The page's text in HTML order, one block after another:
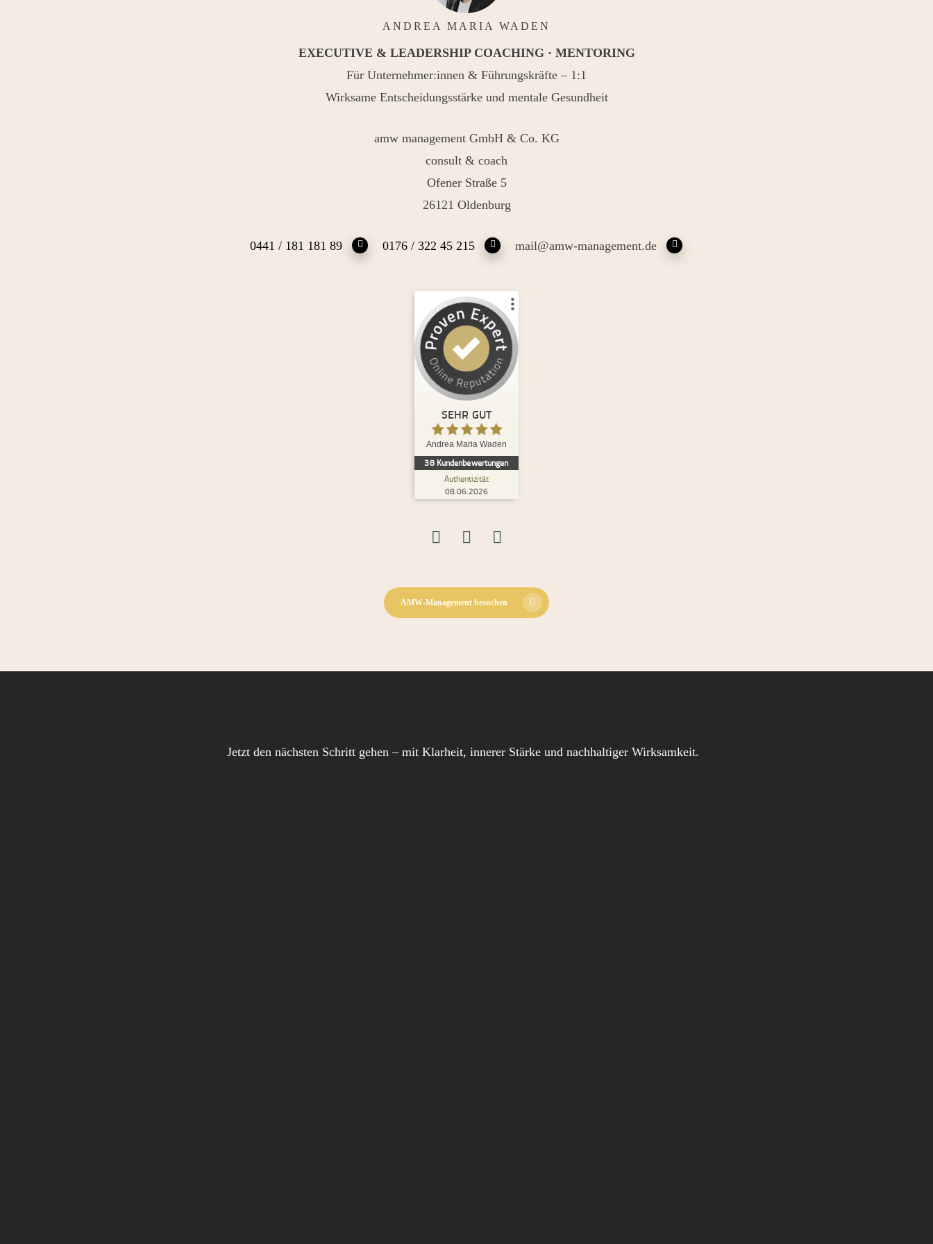
ANDREA MARIA WADEN
EXECUTIVE & LEADERSHIP COACHING · MENTORING
Für Unternehmer:innen & Führungskräfte – 1:1
Wirksame Entscheidungsstärke und mentale Gesundheit
amw management GmbH & Co. KG
consult & coach
Ofener Straße 5
26121 Oldenburg
0441 / 181 181 89 0176 / 322 45 215 mail@amw-management.de
SEHR GUT
Andrea Maria Waden
38 Kundenbewertungen
Authentizität
08.06.2026
Kundenbewertungen und Erfahrungen zu
Andrea Maria Waden
100
%
Empfehlungen auf
SEHR GUT
Bewertungen auf
ProvenExpert.com
Bewertungen von
anderen Quellen
Blick aufs ProvenExpert-Profil werfen
AMW-Management besuchen
Jetzt den nächsten Schritt gehen – mit Klarheit, innerer Stärke und nachhaltiger Wirksamkeit.